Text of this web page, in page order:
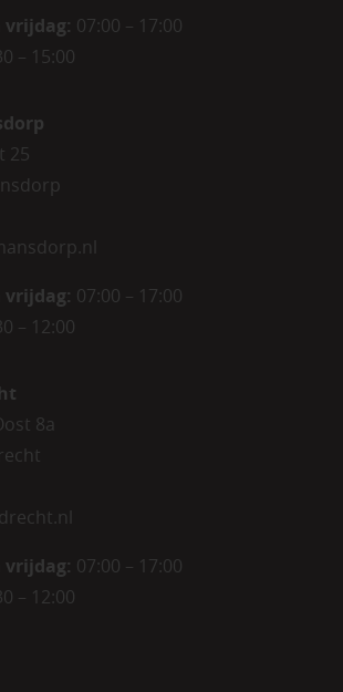
07:00 – 17:00
– 15:00
25
vrijdag: 07:00 – 17:00
– 12:00
8a
07:00 – 17:00
– 12:00